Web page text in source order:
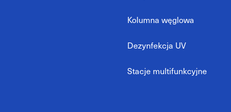
Kolumna węglowa
Dezynfekcja UV
Stacje multifunkcyjne